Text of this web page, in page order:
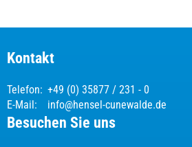
Kontakt
Telefon: +49 (0) 35877 / 231 - 0
E-Mail:
info@hensel-cunewalde.de
Besuchen Sie uns